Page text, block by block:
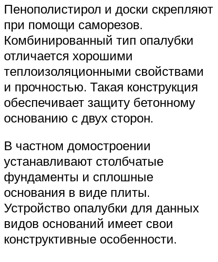
Пенополистирол и доски скрепляют
при помощи саморезов.
Комбинированный тип опалубки
отличается хорошими
теплоизоляционными свойствами
и прочностью. Такая конструкция
обеспечивает защиту бетонному
основанию с двух сторон.
В частном домостроении
устанавливают столбчатые
фундаменты и сплошные
основания в виде плиты.
Устройство опалубки для данных
видов оснований имеет свои
конструктивные особенности.